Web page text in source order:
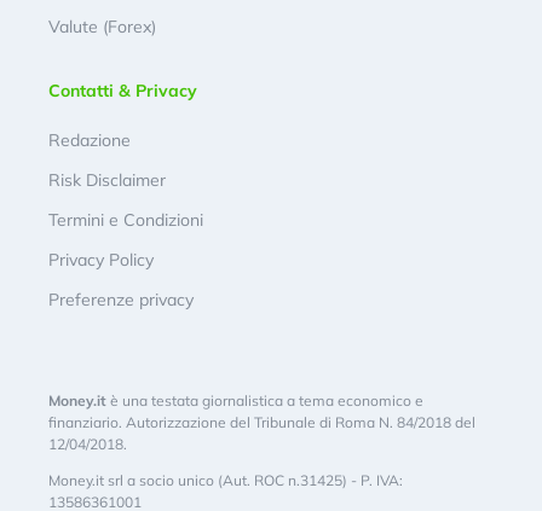
Valute (Forex)
Contatti & Privacy
Redazione
Risk Disclaimer
Termini e Condizioni
Privacy Policy
Preferenze privacy
Money.it è una testata giornalistica a tema economico e
finanziario. Autorizzazione del Tribunale di Roma N. 84/2018 del
12/04/2018.
Money.it srl a socio unico (Aut. ROC n.31425) - P. IVA:
13586361001